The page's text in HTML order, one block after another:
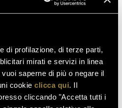
di profilazione, di terze parti,
mirati e servizi in linea
saperne di più o negare il
cookie clicca qui. Il
cliccando "Accetta tutti i